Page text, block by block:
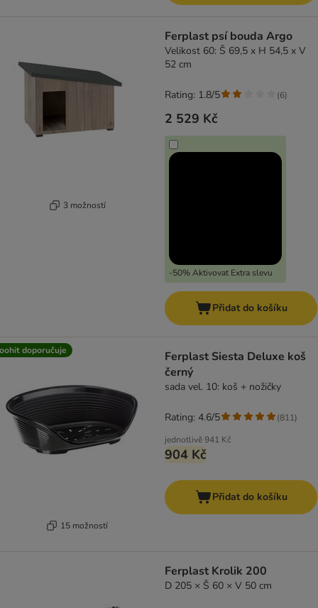
3 možností
Ferplast psí bouda Argo
Velikost 60: Š 69,5 x H 54,5 x V
52 cm
2 529 Kč
-50% Aktivovat Extra slevu
Rating: 1.8/5 (6)
Přidat do košíku
doporučuje
15 možností
Ferplast Siesta Deluxe koš
černý
sada vel. 10: koš + nožičky
jednotlivě941 Kč
904 Kč
Rating: 4.6/5 (811)
Přidat do košíku
Ferplast Krolik 200
D 205 × Š 60 × V 50 cm